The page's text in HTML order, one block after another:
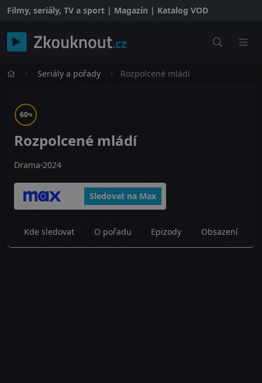
Filmy, seriály, TV a sport | Magazín | Katalog VOD
Seriály a pořady Rozpolcené mládí
60%
Rozpolcené mládí
Drama 2024
Sledovat na Max
Kde sledovat O pořadu Epizody Obsazení